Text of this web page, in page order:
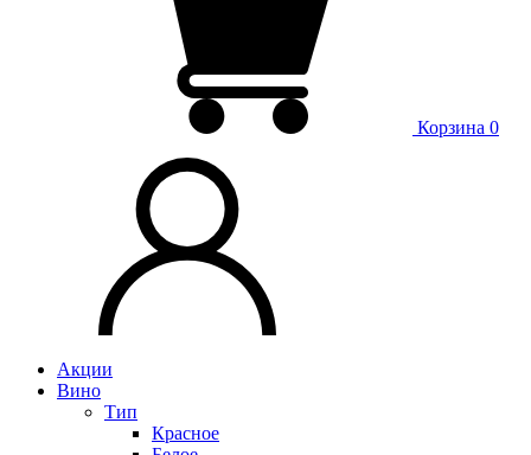
Корзина 0
Акции
Вино
Тип
Красное